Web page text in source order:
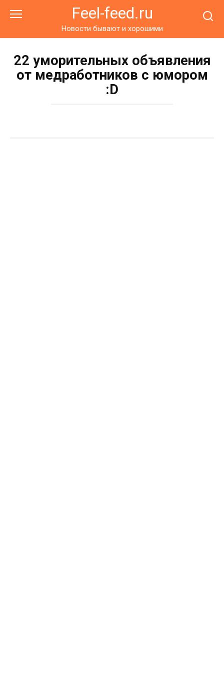
Feel-feed.ru
Новости бывают и хорошими
22 уморительных объявления
от медработников с юмором
:D